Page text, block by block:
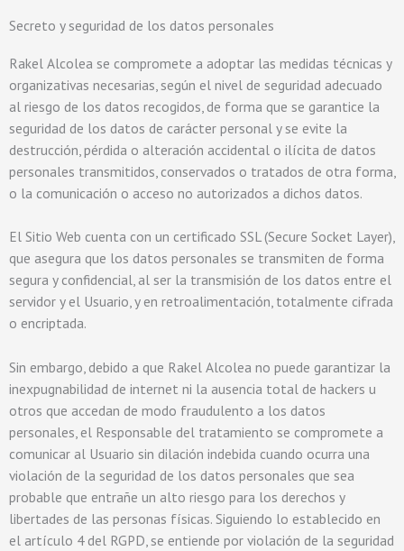
Secreto y seguridad de los datos personales
Rakel Alcolea se compromete a adoptar las medidas técnicas y
organizativas necesarias, según el nivel de seguridad adecuado
al riesgo de los datos recogidos, de forma que se garantice la
seguridad de los datos de carácter personal y se evite la
destrucción, pérdida o alteración accidental o ilícita de datos
personales transmitidos, conservados o tratados de otra forma,
o la comunicación o acceso no autorizados a dichos datos.
El Sitio Web cuenta con un certificado SSL (Secure Socket Layer),
que asegura que los datos personales se transmiten de forma
segura y confidencial, al ser la transmisión de los datos entre el
servidor y el Usuario, y en retroalimentación, totalmente cifrada
o encriptada.
Sin embargo, debido a que Rakel Alcolea no puede garantizar la
inexpugnabilidad de internet ni la ausencia total de hackers u
otros que accedan de modo fraudulento a los datos
personales, el Responsable del tratamiento se compromete a
comunicar al Usuario sin dilación indebida cuando ocurra una
violación de la seguridad de los datos personales que sea
probable que entrañe un alto riesgo para los derechos y
libertades de las personas físicas. Siguiendo lo establecido en
el artículo 4 del RGPD, se entiende por violación de la seguridad